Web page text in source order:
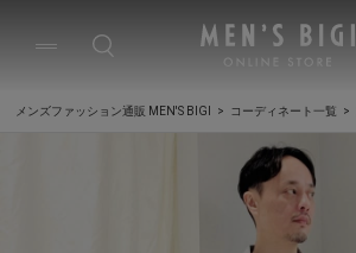
メンズファッション通販 MEN'S BIGI コーディネート一覧